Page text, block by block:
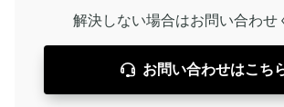
解決しない場合はお問い合わせ
お問い合わせはこち